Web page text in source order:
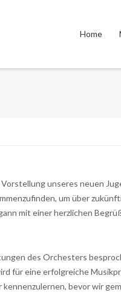
Home
unseres neuen
um über
mit einer herzlichen
des Orchesters
für eine erfolgreiche
bevor wir